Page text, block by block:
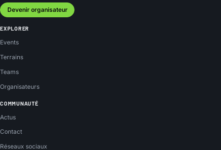
Devenir organisateur
EXPLORER
Events
Terrains
Teams
Organisateurs
COMMUNAUTÉ
Actus
Contact
Réseaux sociaux